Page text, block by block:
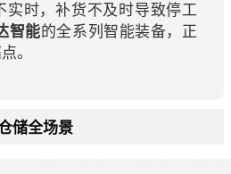
实时，补货不及时导致停工
智能的全系列智能装备，正
。
储全场景